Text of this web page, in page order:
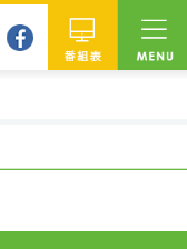
twitterfacebook